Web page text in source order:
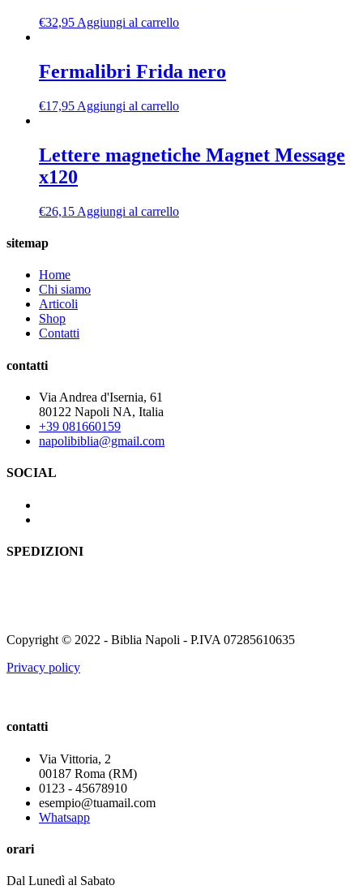
€32,95 Aggiungi al carrello
Fermalibri Frida nero
€17,95 Aggiungi al carrello
Lettere magnetiche Magnet Message
x120
€26,15 Aggiungi al carrello
sitemap
Home
Chi siamo
Articoli
Shop
Contatti
contatti
Via Andrea d'Isernia, 61
80122 Napoli NA, Italia
+39 081660159
napolibiblia@gmail.com
SOCIAL
SPEDIZIONI
Copyright © 2022 - Biblia Napoli - P.IVA 07285610635
Privacy policy
contatti
Via Vittoria, 2
00187 Roma (RM)
0123 - 45678910
esempio@tuamail.com
Whatsapp
orari
Dal Lunedì al Sabato